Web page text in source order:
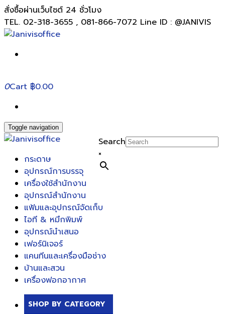
สั่งซื้อผ่านเว็บไซต์ 24 ชั่วโมง
TEL. 02-318-3655 , 081-866-7072 Line ID : @JANIVIS
0Cart ฿0.00
Toggle navigation
Search
×
กระดาษ
อุปกรณ์การบรรจุ
เครื่องใช้สำนักงาน
อุปกรณ์สำนักงาน
แฟ้มและอุปกรณ์จัดเก็บ
ไอที & หมึกพิมพ์
อุปกรณ์นำเสนอ
เฟอร์นิเจอร์
แคนทีนและเครื่องมือช่าง
บ้านและสวน
เครื่องฟอกอากาศ
SHOP BY CATEGORY